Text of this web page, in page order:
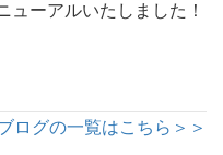
ューアルいたしました！
ログの一覧はこちら＞＞